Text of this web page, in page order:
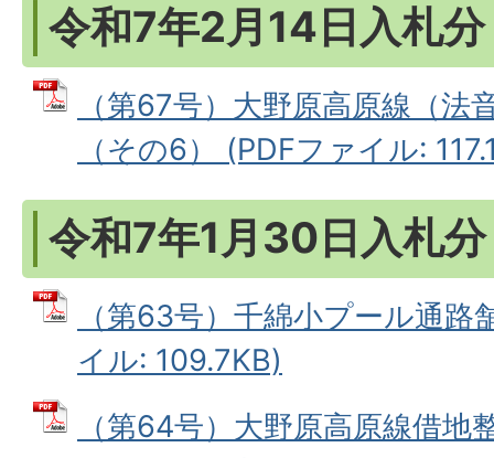
令和7年2月14日入札分
（第67号）大野原高原線（法
（その6） (PDFファイル:
令和7年1月30日入札分
（第63号）千綿小プール通
イル: 109.7KB)
（第64号）大野原高原線借地